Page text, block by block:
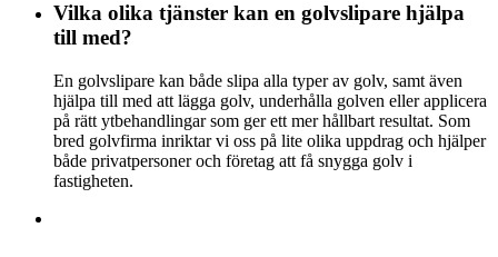
Vilka olika tjänster kan en golvslipare hjälpa
till med?
En golvslipare kan både slipa alla typer av golv, samt även
hjälpa till med att lägga golv, underhålla golven eller applicera
på rätt ytbehandlingar som ger ett mer hållbart resultat. Som
bred golvfirma inriktar vi oss på lite olika uppdrag och hjälper
både privatpersoner och företag att få snygga golv i
fastigheten.